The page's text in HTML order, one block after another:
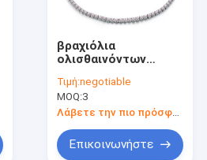
βραχιόλια
ολισθαινόντων
εξαιρετικά ασημένια
Τιμή:negotiable
MOQ:3
Επικοινωνήστε